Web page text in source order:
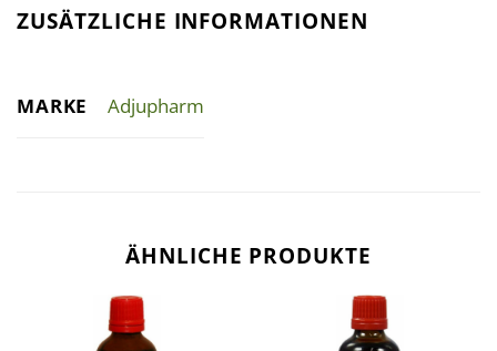
ZUSÄTZLICHE INFORMATIONEN
MARKE Adjupharm
ÄHNLICHE PRODUKTE